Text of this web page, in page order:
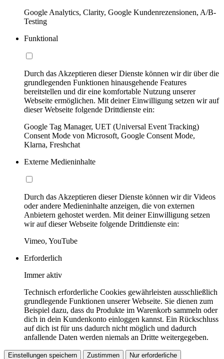
Google Analytics, Clarity, Google Kundenrezensionen, A/B-
Testing
Funktional
Durch das Akzeptieren dieser Dienste können wir dir über die
grundlegenden Funktionen hinausgehende Features
bereitstellen und dir eine komfortable Nutzung unserer
Webseite ermöglichen. Mit deiner Einwilligung setzen wir auf
dieser Webseite folgende Drittdienste ein:
Google Tag Manager, UET (Universal Event Tracking)
Consent Mode von Microsoft, Google Consent Mode,
Klarna, Freshchat
Externe Medieninhalte
Durch das Akzeptieren dieser Dienste können wir dir Videos
oder andere Medieninhalte anzeigen, die von externen
Anbietern gehostet werden. Mit deiner Einwilligung setzen
wir auf dieser Webseite folgende Drittdienste ein:
Vimeo, YouTube
Erforderlich
Immer aktiv
Technisch erforderliche Cookies gewährleisten ausschließlich
grundlegende Funktionen unserer Webseite. Sie dienen zum
Beispiel dazu, dass du Produkte im Warenkorb sammeln oder
dich in dein Kundenkonto einloggen kannst. Ein Rückschluss
auf dich ist für uns dadurch nicht möglich und dadurch
anfallende Daten werden niemals an Dritte weitergegeben.
Einstellungen speichern Zustimmen Nur erforderliche